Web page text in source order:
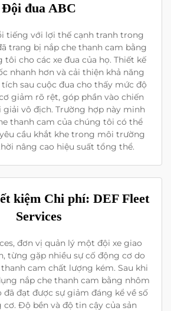
Đội đua ABC
tiếng với lợi thế cạnh tranh trong
trang bị nắp che thanh cam bằng
tôi cho các xe đua của họ. Thiết kế
nhanh hơn và cải thiện khả năng
sau cuộc đua cho thấy mức độ
giảm rõ rệt, góp phần vào chiến
vô địch. Trường hợp này minh
thanh cam của chúng tôi có thể
cầu khắt khe trong môi trường
nâng cao hiệu suất tổng thể.
kiệm Chi phí: DEF Fleet
Services
đơn vị quản lý một đội xe giao
từng gặp nhiều sự cố động cơ do
cam chất lượng kém. Sau khi
nắp che thanh cam bằng nhôm
đạt được sự giảm đáng kể về số
cơ. Độ bền và độ tin cậy của sản